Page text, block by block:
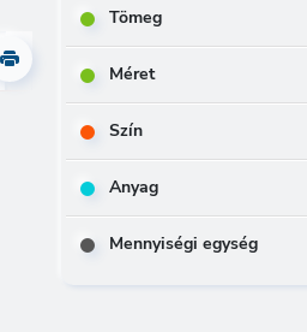
Tömeg
Méret
Szín
Anyag
Mennyiségi egység